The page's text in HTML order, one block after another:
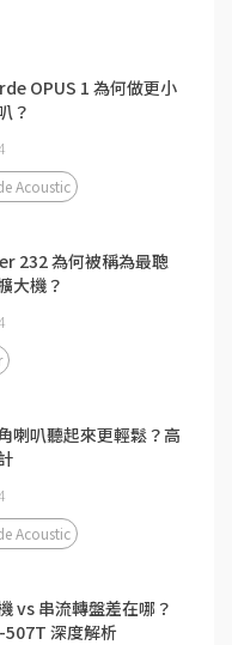
OPUS 1 為何做更小
？
Acoustic
232 為何被稱為最聰
大機？
喇叭聽起來更輕鬆？高
Acoustic
vs 串流轉盤差在哪？
507T 深度解析